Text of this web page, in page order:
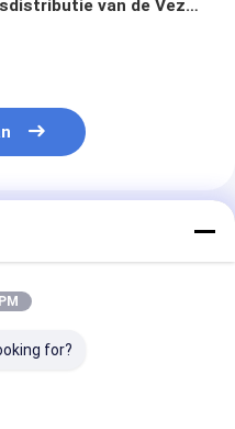
van de Vezel
for?